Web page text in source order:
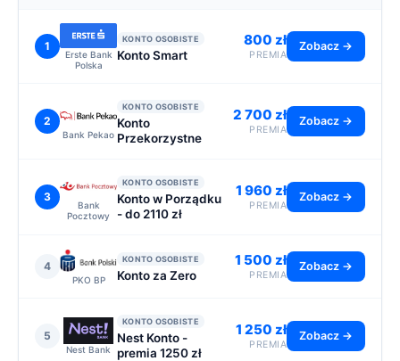
1
Erste Bank
Polska
KONTO OSOBISTE
Konto Smart
800 zł
PREMIA
Zobacz →
2
Bank Pekao
KONTO OSOBISTE
Konto
Przekorzystne
2 700 zł
PREMIA
Zobacz →
3
Bank
Pocztowy
KONTO OSOBISTE
Konto w Porządku
- do 2110 zł
1 960 zł
PREMIA
Zobacz →
4
PKO BP
KONTO OSOBISTE
Konto za Zero
1 500 zł
PREMIA
Zobacz →
5
Nest Bank
KONTO OSOBISTE
Nest Konto -
premia 1250 zł
1 250 zł
PREMIA
Zobacz →